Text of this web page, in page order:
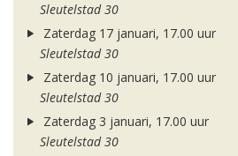
Sleutelstad 30
Zaterdag 17 januari, 17.00 uur
Sleutelstad 30
Zaterdag 10 januari, 17.00 uur
Sleutelstad 30
Zaterdag 3 januari, 17.00 uur
Sleutelstad 30